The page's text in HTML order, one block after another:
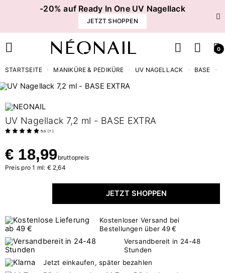
-20% auf Ready In One UV Nagellack
JETZT SHOPPEN
0
STARTSEITE MANIKÜRE & PEDIKÜRE UV NAGELLACK BASE
UV Nagellack 7,2 ml - BASE EXTRA
5.0 (7 )
€ 18,99 bruttopreis
Preis pro 1 ml: € 2,64
JETZT SHOPPEN
Kostenloser Versand bei
Bestellungen über 49 €
Versandbereit in 24-48
Stunden
Jetzt einkaufen, später bezahlen